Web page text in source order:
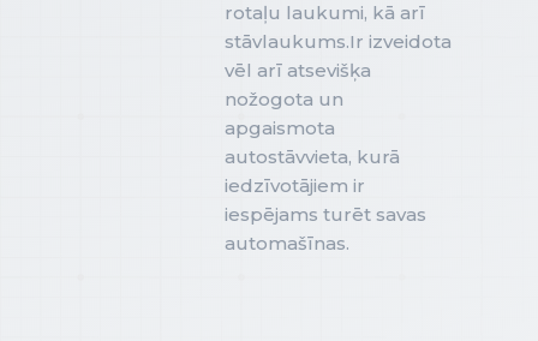
rotaļu laukumi, kā arī
stāvlaukums.Ir izveidota
vēl arī atsevišķa
nožogota un
apgaismota
autostāvvieta, kurā
iedzīvotājiem ir
iespējams turēt savas
automašīnas.